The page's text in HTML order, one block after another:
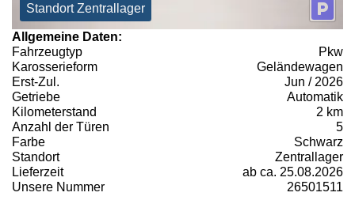
Standort Zentrallager
Allgemeine Daten:
Fahrzeugtyp
Pkw
Karosserieform
Geländewagen
Erst-Zul.
Jun / 2026
Getriebe
Automatik
Kilometerstand
2 km
Anzahl der Türen
5
Farbe
Schwarz
Standort
Zentrallager
Lieferzeit
ab ca. 25.08.2026
Unsere Nummer
26501511